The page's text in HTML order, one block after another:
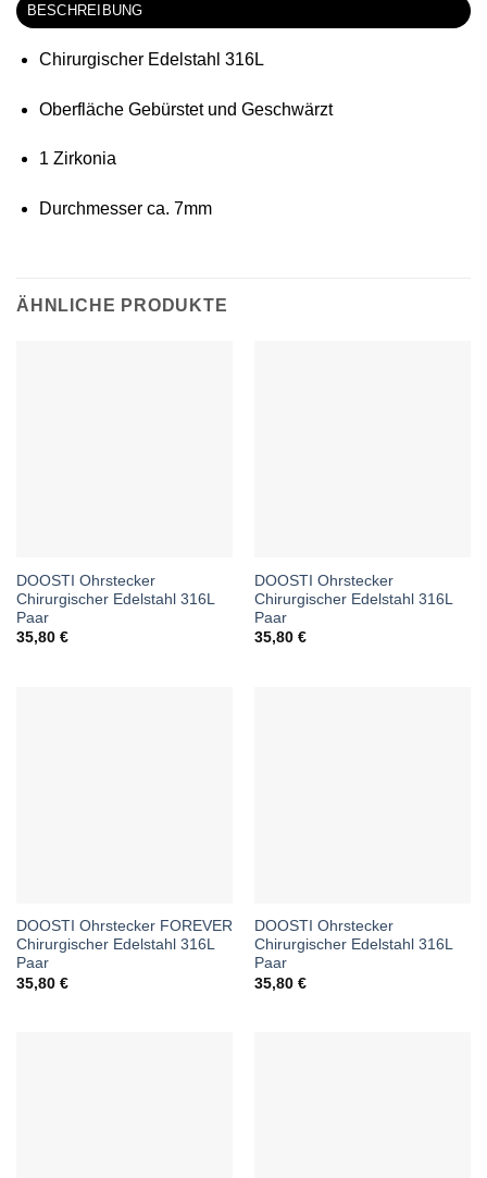
BESCHREIBUNG
Chirurgischer Edelstahl 316L
Oberfläche Gebürstet und Geschwärzt
1 Zirkonia
Durchmesser ca. 7mm
ÄHNLICHE PRODUKTE
DOOSTI Ohrstecker
Chirurgischer Edelstahl 316L
Paar
35,80 €
DOOSTI Ohrstecker
Chirurgischer Edelstahl 316L
Paar
35,80 €
DOOSTI Ohrstecker FOREVER
Chirurgischer Edelstahl 316L
Paar
35,80 €
DOOSTI Ohrstecker
Chirurgischer Edelstahl 316L
Paar
35,80 €